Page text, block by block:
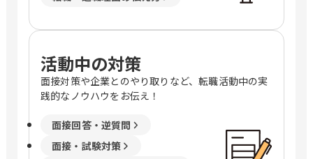
活動中の対策
面接対策や企業とのやり取りなど、転職活動中の実
践的なノウハウをお伝え！
面接回答・逆質問
面接・試験対策